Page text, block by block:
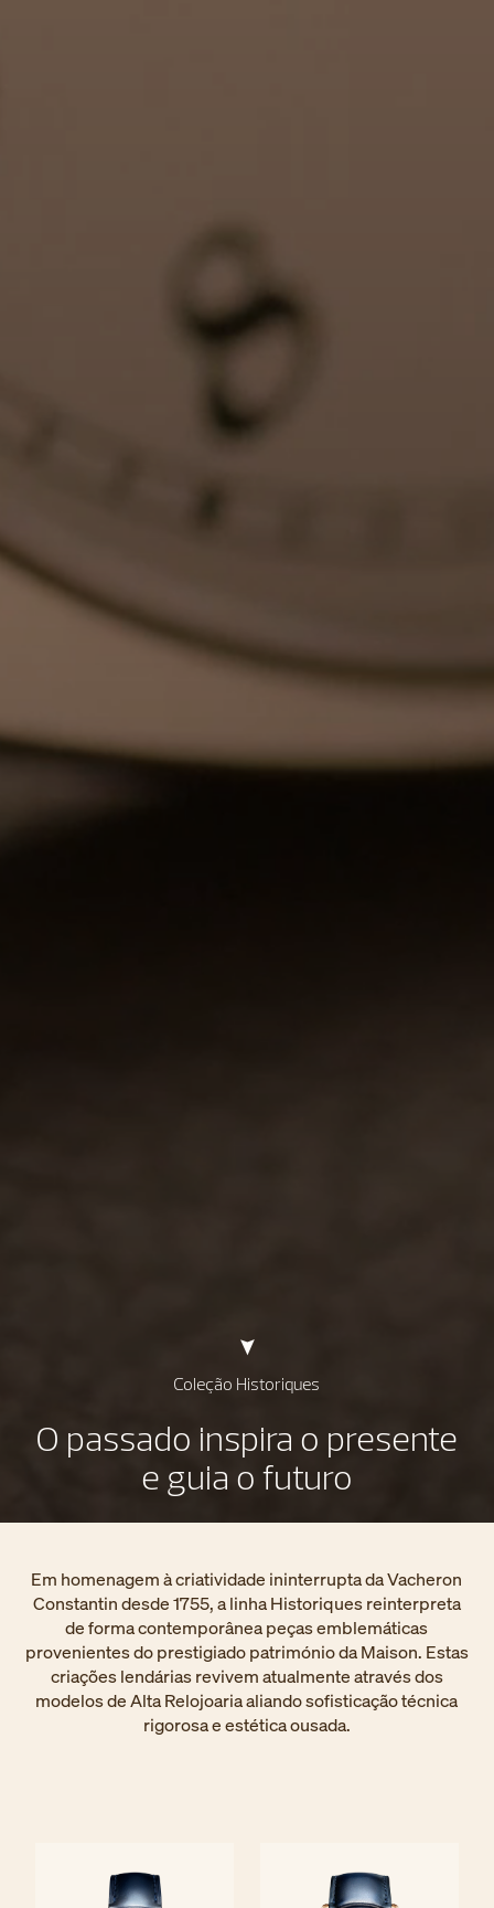
Coleção Historiques
O passado inspira o presente
e guia o futuro
Em homenagem à criatividade ininterrupta da Vacheron
Constantin desde 1755, a linha Historiques reinterpreta
de forma contemporânea peças emblemáticas
provenientes do prestigiado património da Maison. Estas
criações lendárias revivem atualmente através dos
modelos de Alta Relojoaria aliando sofisticação técnica
rigorosa e estética ousada.